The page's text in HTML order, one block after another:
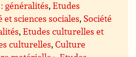
généralités,Etudes
et sciences sociales, Société
,Etudes culturelles et
culturelles,Culture